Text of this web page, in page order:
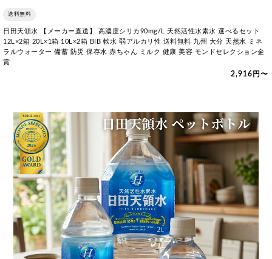
送料無料
日田天領水 【メーカー直送】 高濃度シリカ90mg/L 天然活性水素水 選べるセット
12L×2箱 20L×1箱 10L×2箱 BIB 軟水 弱アルカリ性 送料無料 九州 大分 天然水 ミネ
ラルウォーター 備蓄 防災 保存水 赤ちゃん ミルク 健康 美容 モンドセレクション金
賞
2,916円〜